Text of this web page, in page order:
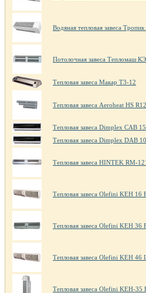
Водяная тепловая завеса
Потолочная завеса Тепломаш
Тепловая завеса Макар Т3-12
Тепловая завеса Aeroheat HS
Тепловая завеса Dimplex CAB
Тепловая завеса Dimplex DAB
Тепловая завеса HINTEK RM-
Тепловая завеса Olefini KEH 16
Тепловая завеса Olefini KEH 36
Тепловая завеса Olefini KEH 46
Тепловая завеса Olefini KEH-35